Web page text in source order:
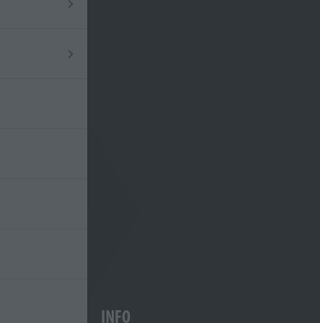
INFO